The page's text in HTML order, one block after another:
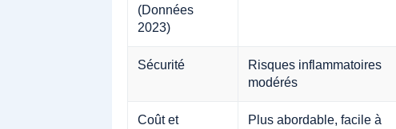
(Données
2023)
Sécurité
Risques inflammatoires
modérés
Coût et
Plus abordable, facile à